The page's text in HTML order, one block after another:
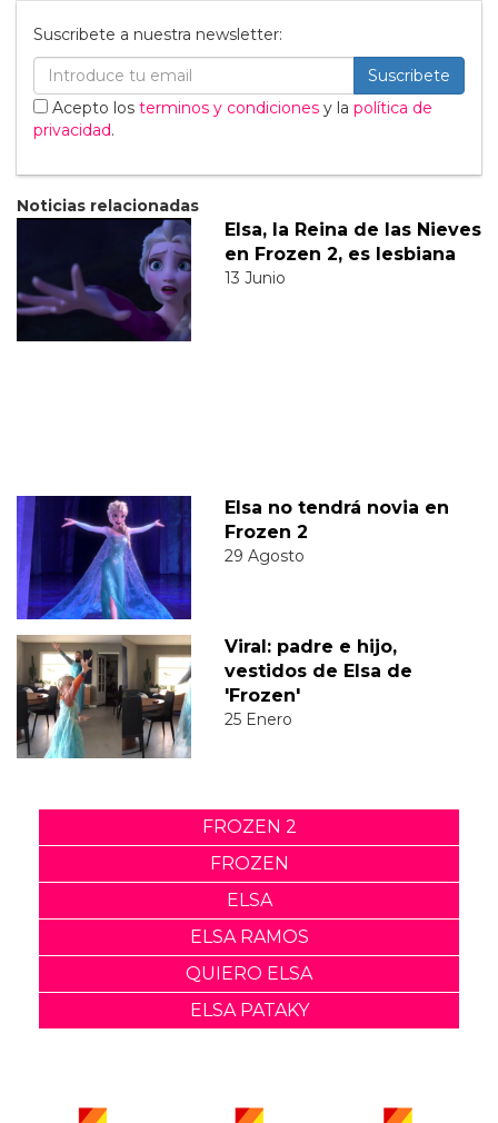
Suscribete a nuestra newsletter:
Suscribete
Acepto los terminos y condiciones y la política de
privacidad.
Noticias relacionadas
Elsa, la Reina de las Nieves
en Frozen 2, es lesbiana
13 Junio
Elsa no tendrá novia en
Frozen 2
29 Agosto
Viral: padre e hijo,
vestidos de Elsa de
'Frozen'
25 Enero
FROZEN 2
FROZEN
ELSA
ELSA RAMOS
QUIERO ELSA
ELSA PATAKY